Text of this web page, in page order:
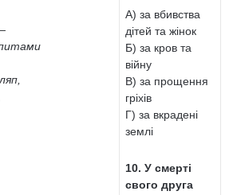
А) за вбивства
дітей та жінок
Б) за кров та
війну
В) за прощення
гріхів
Г) за вкрадені
землі
10. У смерті
свого друга